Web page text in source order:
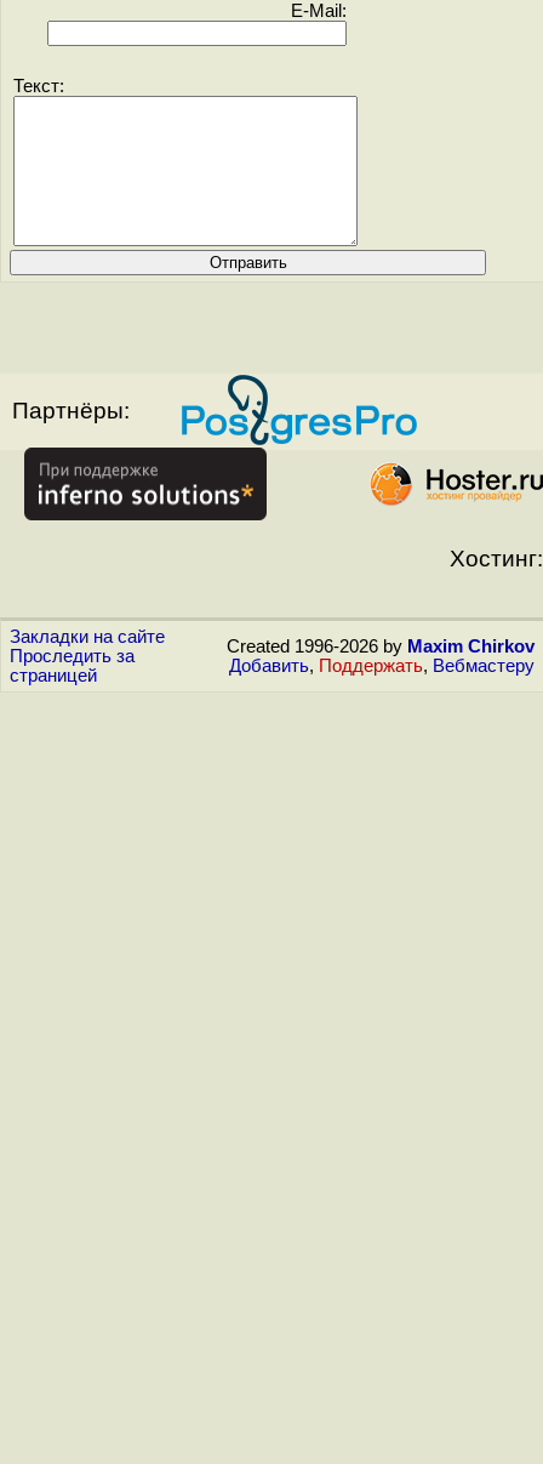
E-Mail:
Текст:
Партнёры:
Хостинг:
Закладки на сайте
Проследить за
страницей
Created 1996-2026 by Maxim Chirkov
Добавить, Поддержать, Вебмастеру